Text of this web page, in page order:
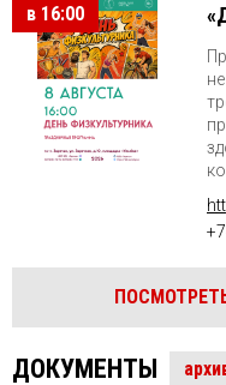
в 16:00
ДОКУМЕНТЫ